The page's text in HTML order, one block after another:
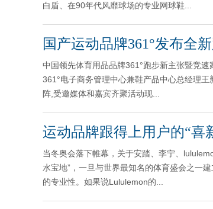
白盾、在90年代风靡球场的专业网球鞋...
国产运动品牌361°发布全
中国领先体育用品品牌361°跑步新主张暨竞
361°电子商务管理中心兼鞋产品中心总经理
阵,受邀媒体和嘉宾齐聚活动现...
运动品牌跟得上用户的“喜
当冬奥会落下帷幕，关于安踏、李宁、
水宝地”，一旦与世界最知名的体育盛会之一
的专业性。如果说Lululemon的...